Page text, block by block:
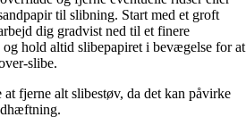
til slibning. Start med et groft
dig gradvist ned til et finere
hold altid slibepapiret i bevægelse for at
slibe.
fjerne alt slibestøv, da det kan påvirke